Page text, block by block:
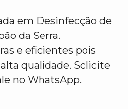
em Desinfecção de
da Serra.
e eficientes pois
qualidade. Solicite
no WhatsApp.